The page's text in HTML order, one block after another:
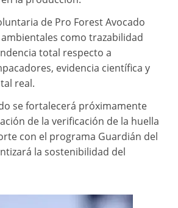
de Pro Forest Avocado
como trazabilidad
total respecto a
evidencia científica y
real.
se fortalecerá próximamente
de la verificación de la huella
con el programa Guardián del
la sostenibilidad del